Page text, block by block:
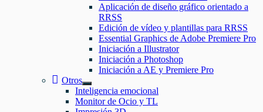
el
submenú
Aplicación de diseño gráfico orientado a
RRSS
Edición de vídeo y plantillas para RRSS
Essential Graphics de Adobe Premiere Pro
Iniciación a Illustrator
Iniciación a Photoshop
Iniciación a AE y Premiere Pro
Otros
Mostrar
el
submenú
Inteligencia emocional
Monitor de Ocio y TL